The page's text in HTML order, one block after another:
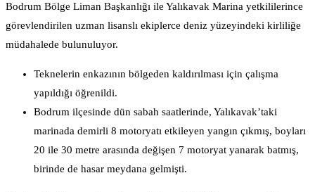
Bodrum Bölge Liman Başkanlığı ile Yalıkavak Marina yetkililerince
görevlendirilen uzman lisanslı ekiplerce deniz yüzeyindeki kirliliğe
müdahalede bulunuluyor.
Teknelerin enkazının bölgeden kaldırılması için çalışma
yapıldığı öğrenildi.
Bodrum ilçesinde dün sabah saatlerinde, Yalıkavak’taki
marinada demirli 8 motoryatı etkileyen yangın çıkmış, boyları
20 ile 30 metre arasında değişen 7 motoryat yanarak batmış,
birinde de hasar meydana gelmişti.